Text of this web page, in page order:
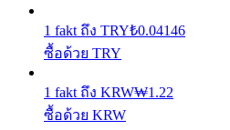
1 fakt ถึง TRY₺0.04146
ซื้อด้วย TRY
1 fakt ถึง KRW₩1.22
ซื้อด้วย KRW